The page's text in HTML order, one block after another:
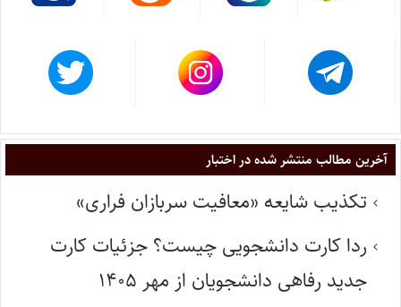
آخرین مطالب منتشر شده در اختبار
تکذیب شایعه «معافیت سربازان فراری»
ردا کارت دانشجویی چیست؟ جزئیات کارت
جدید رفاهی دانشجویان از مهر ۱۴۰۵